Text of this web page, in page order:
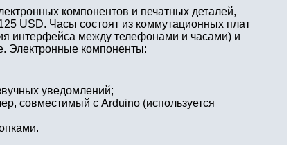
компонентов и печатных деталей,
USD. Часы состоят из коммутационных плат
интерфейса между телефонами и часами) и
Электронные компоненты:
уведомлений;
совместимый с Arduino (используется